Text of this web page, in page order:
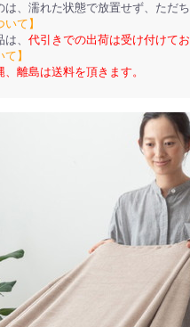
は、濡れた状態で放置せず、ただ
いて】
、 代引きでの出荷は受け付けてお
】
離島は送料を頂きます。